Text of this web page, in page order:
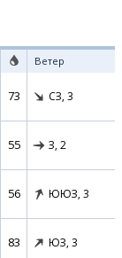
Ветер
73 СЗ, 3
55 З, 2
56 ЮЮЗ, 3
83 ЮЗ, 3